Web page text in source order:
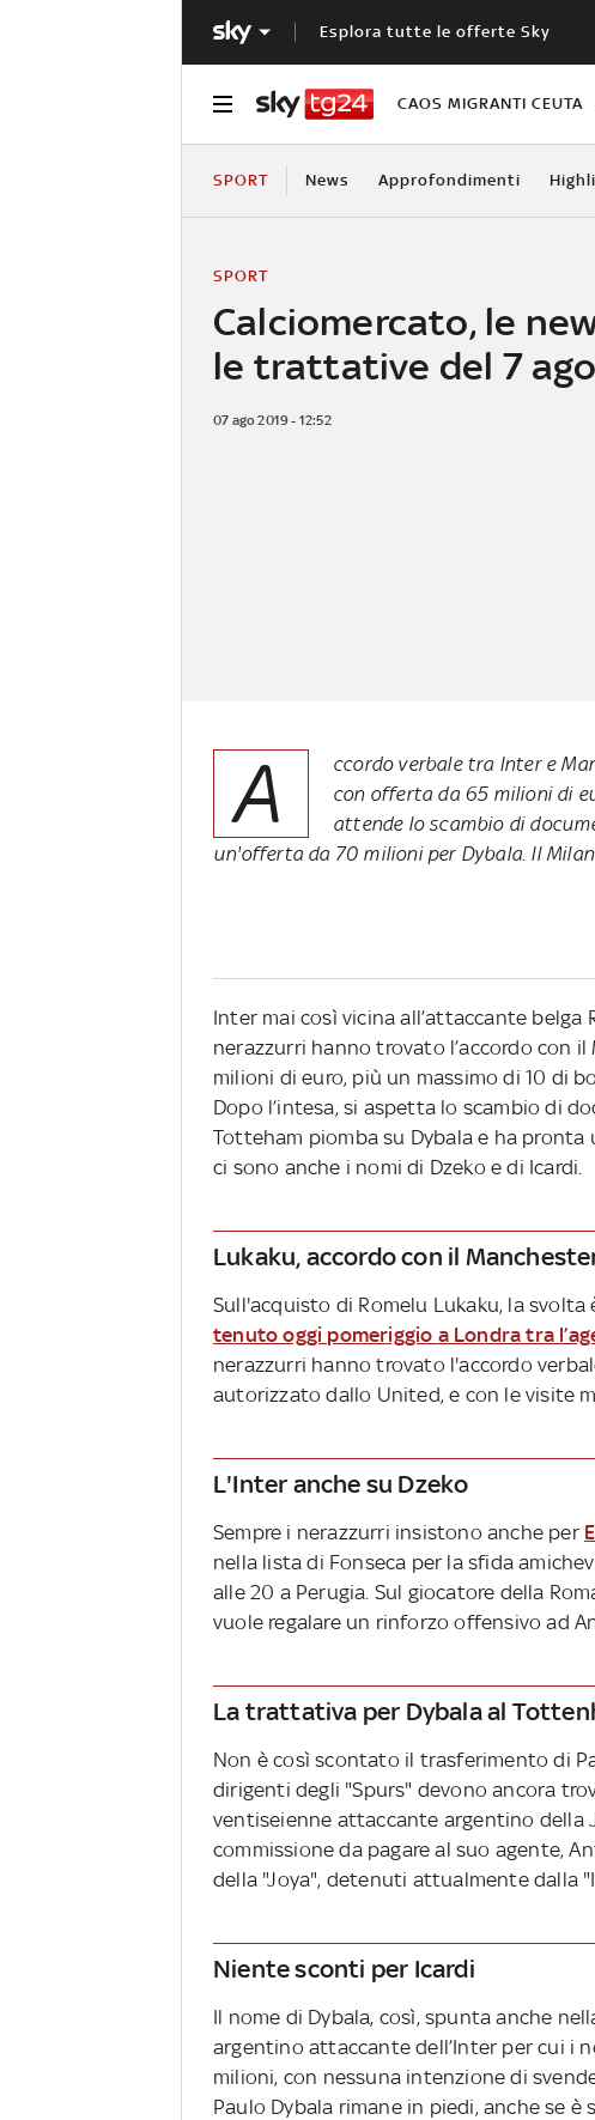
Esplora tutte le offerte Sky
CAOS MIGRANTI CEUTA
SPORT News Approfondimenti
Calciomercato, le
le trattative del 7
SPORT
07 ago 2019 - 12:52
A
ccordo verbale tra Inter e
con offerta da 65 milioni di
attende lo scambio di
un'offerta da 70 milioni per Dybala. Il
Inter mai così vicina all’attaccante
nerazzurri hanno trovato l’accordo con
milioni di euro, più un massimo di 10 di
Dopo l’intesa, si aspetta lo scambio di
Totteham piomba su Dybala e ha
ci sono anche i nomi di Dzeko e di Icardi.
Lukaku, accordo con il
Sull'acquisto di Romelu Lukaku, la svolta
tenuto oggi pomeriggio a Londra tra
nerazzurri hanno trovato l'accordo
autorizzato dallo United, e con le visite
L'Inter anche su Dzeko
Sempre i nerazzurri insistono anche per
nella lista di Fonseca per la sfida
alle 20 a Perugia. Sul giocatore della
vuole regalare un rinforzo offensivo ad
La trattativa per Dybala al
Non è così scontato il trasferimento di
dirigenti degli "Spurs" devono ancora
ventiseienne attaccante argentino della
commissione da pagare al suo agente,
della "Joya", detenuti attualmente dalla
Niente sconti per Icardi
Il nome di Dybala, così, spunta anche
argentino attaccante dell’Inter per cui i
milioni, con nessuna intenzione di
Paulo Dybala rimane in piedi, anche se